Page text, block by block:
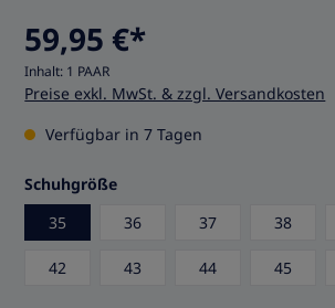
59,95 €*
Inhalt: 1 PAAR
Preise exkl. MwSt. & zzgl. Versandkosten
Verfügbar in 7 Tagen
Schuhgrößeauswählen
35
36 37 38
42 43 44 45